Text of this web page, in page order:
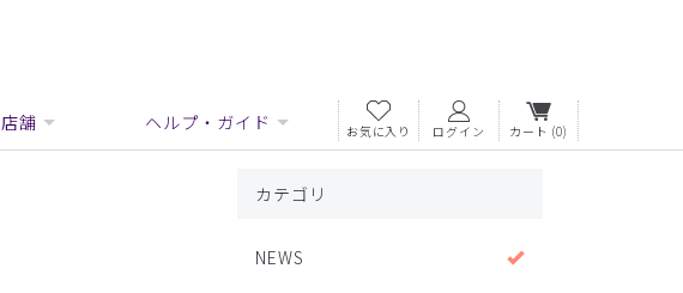
店舗 ヘルプ・ガイド お気に入り ログイン カート (0)
カテゴリ
NEWS